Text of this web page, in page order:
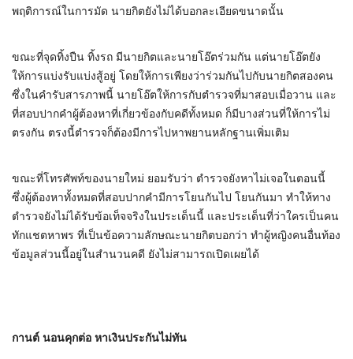
พฤติการณ์ในการมัด นายกิตยังไม่ได้บอกละเอียดขนาดนั้น
ขณะที่จุดทิ้งปืน ทิ้งรถ มีนายกิตและนายโอ๊ตร่วมกัน แต่นายโอ๊ตยัง
ให้การแบ่งรับแบ่งสู้อยู่ โดยให้การเพียงว่าร่วมกันไปกับนายกิตสองคน
ซึ่งในคำรับสารภาพนี้ นายโอ๊ตให้การกับตำรวจที่มาสอบเมื่อวาน และ
ที่สอบปากคำผู้ต้องหาที่เกี่ยวข้องกับคดีทั้งหมด ก็มีบางส่วนที่ให้การไม่
ตรงกัน ตรงนี้ตำรวจก็ต้องมีการไปหาพยานหลักฐานเพิ่มเติม
ขณะที่โทรศัพท์ของนายใหม่ ยอมรับว่า ตำรวจยังหาไม่เจอในตอนนี้
ซึ่งผู้ต้องหาทั้งหมดที่สอบปากคำมีการโยนกันไป โยนกันมา ทำให้ทาง
ตำรวจยังไม่ได้รับข้อเท็จจริงในประเด็นนี้ และประเด็นที่ว่าใครเป็นคน
ทักแชตหาพร ที่เป็นข้อความลักษณะนายกิตบอกว่า ทำผู้หญิงคนอื่นท้อง
ข้อมูลส่วนนี้อยู่ในสำนวนคดี ยังไม่สามารถเปิดเผยได้
กานต์ นอนคุกต่อ หาเงินประกันไม่ทัน